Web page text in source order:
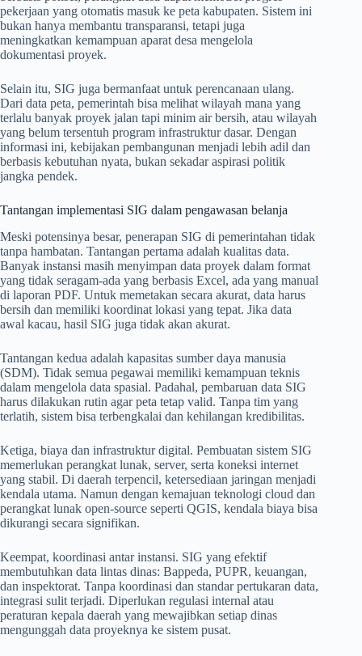
pekerjaan yang otomatis masuk ke peta kabupaten. Sistem ini
bukan hanya membantu transparansi, tetapi juga
meningkatkan kemampuan aparat desa mengelola
dokumentasi proyek.
Selain itu, SIG juga bermanfaat untuk perencanaan ulang.
Dari data peta, pemerintah bisa melihat wilayah mana yang
terlalu banyak proyek jalan tapi minim air bersih, atau wilayah
yang belum tersentuh program infrastruktur dasar. Dengan
informasi ini, kebijakan pembangunan menjadi lebih adil dan
berbasis kebutuhan nyata, bukan sekadar aspirasi politik
jangka pendek.
Tantangan implementasi SIG dalam pengawasan belanja
Meski potensinya besar, penerapan SIG di pemerintahan tidak
tanpa hambatan. Tantangan pertama adalah kualitas data.
Banyak instansi masih menyimpan data proyek dalam format
yang tidak seragam-ada yang berbasis Excel, ada yang manual
di laporan PDF. Untuk memetakan secara akurat, data harus
bersih dan memiliki koordinat lokasi yang tepat. Jika data
awal kacau, hasil SIG juga tidak akan akurat.
Tantangan kedua adalah kapasitas sumber daya manusia
(SDM). Tidak semua pegawai memiliki kemampuan teknis
dalam mengelola data spasial. Padahal, pembaruan data SIG
harus dilakukan rutin agar peta tetap valid. Tanpa tim yang
terlatih, sistem bisa terbengkalai dan kehilangan kredibilitas.
Ketiga, biaya dan infrastruktur digital. Pembuatan sistem SIG
memerlukan perangkat lunak, server, serta koneksi internet
yang stabil. Di daerah terpencil, ketersediaan jaringan menjadi
kendala utama. Namun dengan kemajuan teknologi cloud dan
perangkat lunak open-source seperti QGIS, kendala biaya bisa
dikurangi secara signifikan.
Keempat, koordinasi antar instansi. SIG yang efektif
membutuhkan data lintas dinas: Bappeda, PUPR, keuangan,
dan inspektorat. Tanpa koordinasi dan standar pertukaran data,
integrasi sulit terjadi. Diperlukan regulasi internal atau
peraturan kepala daerah yang mewajibkan setiap dinas
mengunggah data proyeknya ke sistem pusat.